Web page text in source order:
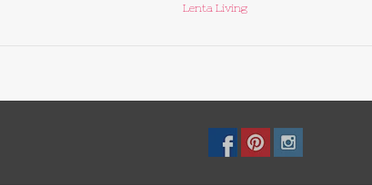
Lenta Living